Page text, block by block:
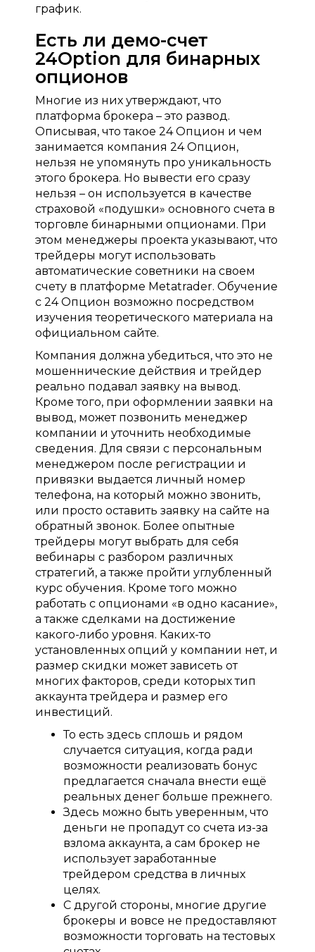
график.
Есть ли демо-счет
24Option для бинарных
опционов
Многие из них утверждают, что
платформа брокера – это развод.
Описывая, что такое 24 Опцион и чем
занимается компания 24 Опцион,
нельзя не упомянуть про уникальность
этого брокера. Но вывести его сразу
нельзя – он используется в качестве
страховой «подушки» основного счета в
торговле бинарными опционами. При
этом менеджеры проекта указывают, что
трейдеры могут использовать
автоматические советники на своем
счету в платформе Metatrader. Обучение
с 24 Опцион возможно посредством
изучения теоретического материала на
официальном сайте.
Компания должна убедиться, что это не
мошеннические действия и трейдер
реально подавал заявку на вывод.
Кроме того, при оформлении заявки на
вывод, может позвонить менеджер
компании и уточнить необходимые
сведения. Для связи с персональным
менеджером после регистрации и
привязки выдается личный номер
телефона, на который можно звонить,
или просто оставить заявку на сайте на
обратный звонок. Более опытные
трейдеры могут выбрать для себя
вебинары с разбором различных
стратегий, а также пройти углубленный
курс обучения. Кроме того можно
работать с опционами «в одно касание»,
а также сделками на достижение
какого-либо уровня. Каких-то
установленных опций у компании нет, и
размер скидки может зависеть от
многих факторов, среди которых тип
аккаунта трейдера и размер его
инвестиций.
То есть здесь сплошь и рядом
случается ситуация, когда ради
возможности реализовать бонус
предлагается сначала внести ещё
реальных денег больше прежнего.
Здесь можно быть уверенным, что
деньги не пропадут со счета из-за
взлома аккаунта, а сам брокер не
использует заработанные
трейдером средства в личных
целях.
С другой стороны, многие другие
брокеры и вовсе не предоставляют
возможности торговать на тестовых